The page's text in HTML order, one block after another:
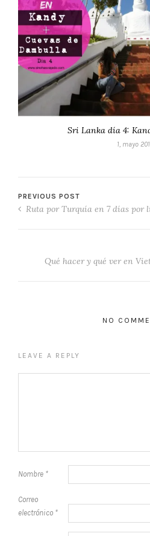
Sri Lanka día 4:
1, mayo
PREVIOUS POST
Ruta por Turquía en 7 días por
Qué hacer y qué ver en
NO
LEAVE A REPLY
Nombre *
Correo
electrónico *